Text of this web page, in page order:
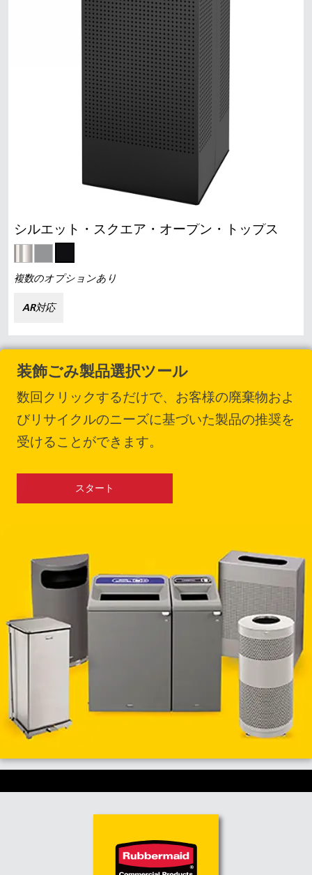
シルエット・スクエア・オープン・トップス
複数のオプションあり
AR対応
装飾ごみ製品選択ツール
数回クリックするだけで、お客様の廃棄物およ
びリサイクルのニーズに基づいた製品の推奨を
受けることができます。
スタート